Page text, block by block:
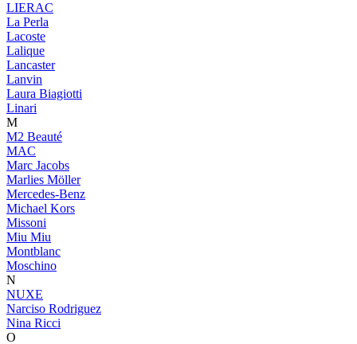
LIERAC
La Perla
Lacoste
Lalique
Lancaster
Lanvin
Laura Biagiotti
Linari
M
M2 Beauté
MAC
Marc Jacobs
Marlies Möller
Mercedes-Benz
Michael Kors
Missoni
Miu Miu
Montblanc
Moschino
N
NUXE
Narciso Rodriguez
Nina Ricci
O